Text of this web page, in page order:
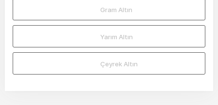
Gram Altın
Yarım Altın
Çeyrek Altın